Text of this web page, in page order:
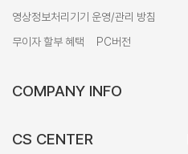
영상정보처리기기 운영/관리 방침
무이자 할부 혜택
PC버전
COMPANY INFO
CS CENTER